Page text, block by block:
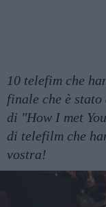
10 telefim che
finale che è
di "How I met
di telefilm che
vostra!